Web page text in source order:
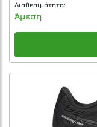
Διαθεσιμότητα:
Άμεση